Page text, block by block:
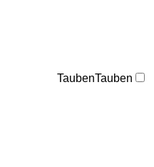
TaubenTauben